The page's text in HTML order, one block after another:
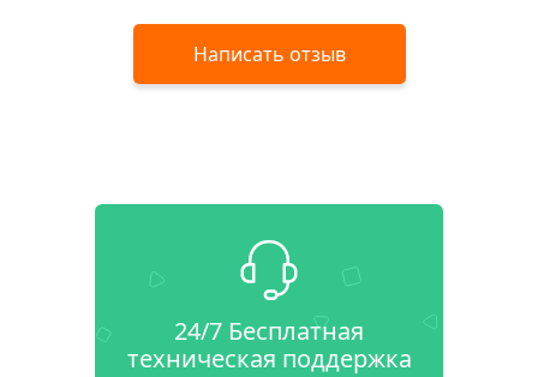
Написать отзыв
24/7 Бесплатная
техническая поддержка